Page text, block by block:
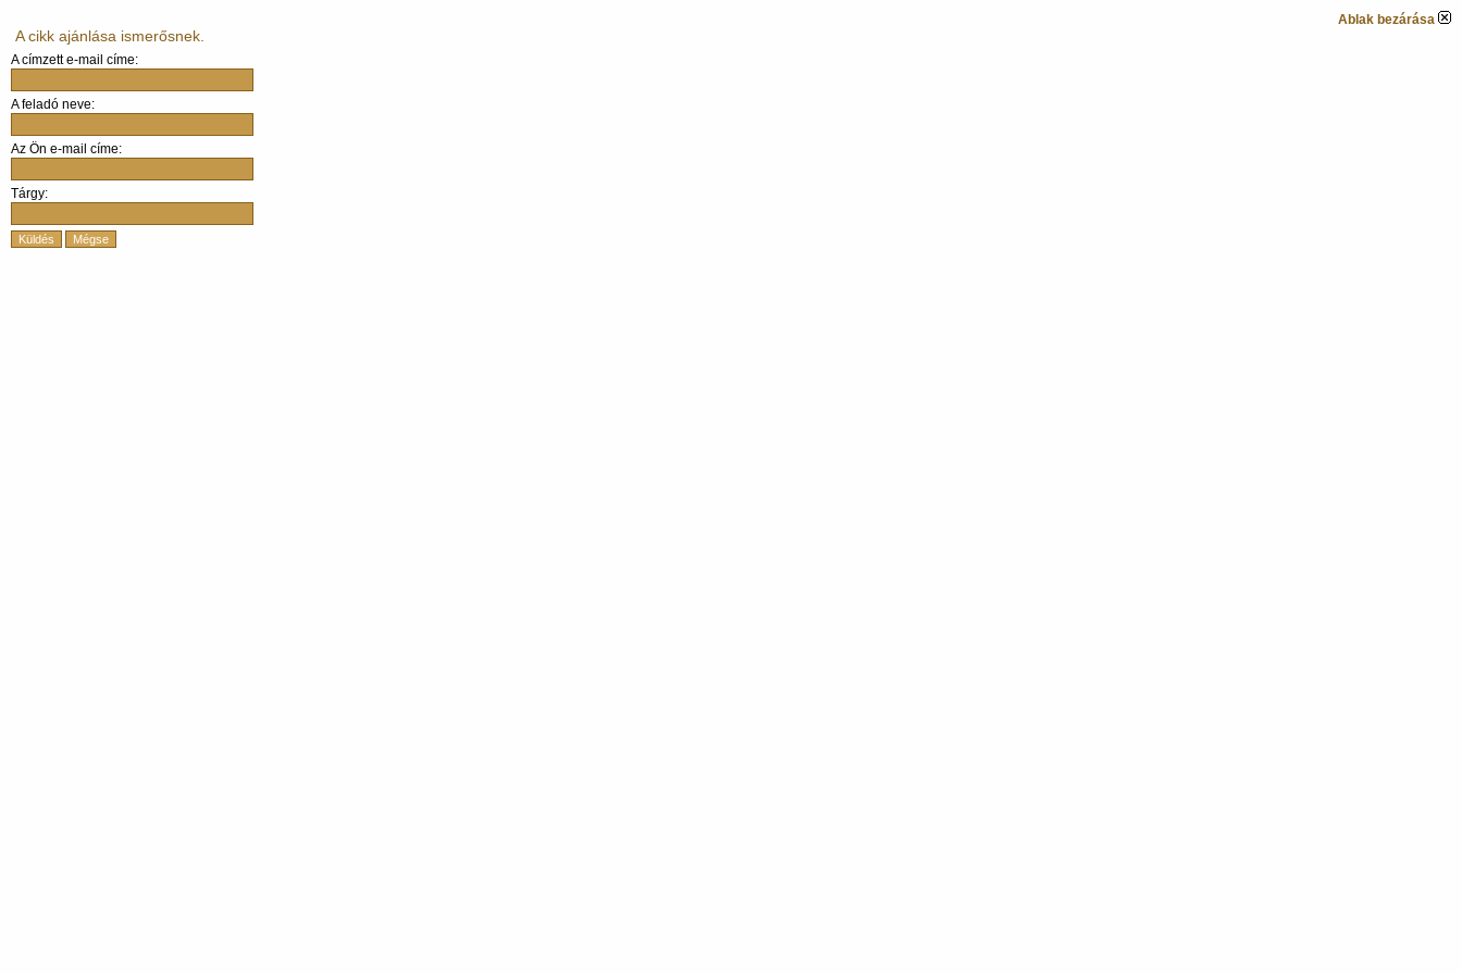
Ablak bezárása
A cikk ajánlása ismerősnek.
A címzett e-mail címe:
A feladó neve:
Az Ön e-mail címe:
Tárgy:
Küldés Mégse